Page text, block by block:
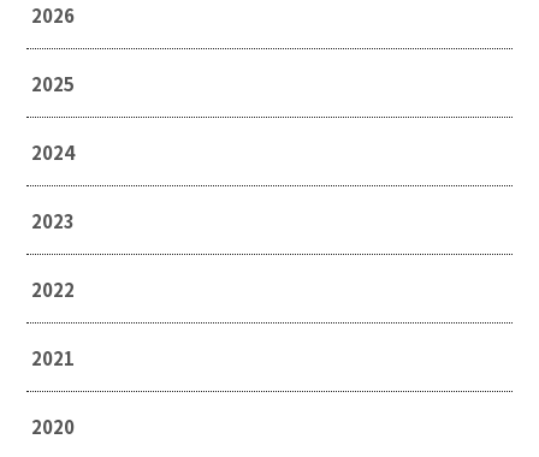
2026
2025
2024
2023
2022
2021
2020